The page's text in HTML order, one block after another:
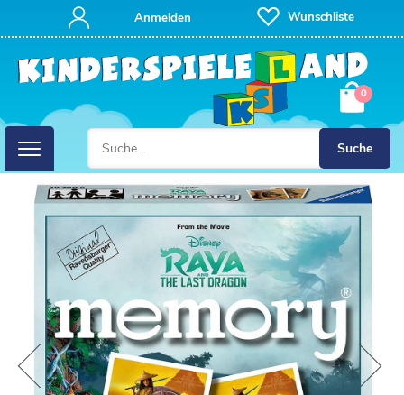
Suche
Anmelden Wunschliste
0